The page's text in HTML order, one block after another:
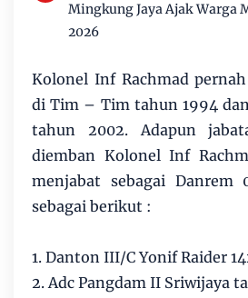
Mingkung Jaya Ajak Warga
2026
Kolonel Inf Rachmad
di Tim – Tim tahun 1994 dan
tahun 2002. Adapun
diemban Kolonel Inf
menjabat sebagai Danrem
sebagai berikut :
1. Danton III/C Yonif Raider
2. Adc Pangdam II Sriwijaya